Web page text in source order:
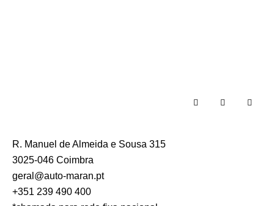
R. Manuel de Almeida e Sousa 315
3025-046 Coimbra
geral@auto-maran.pt
+351 239 490 400